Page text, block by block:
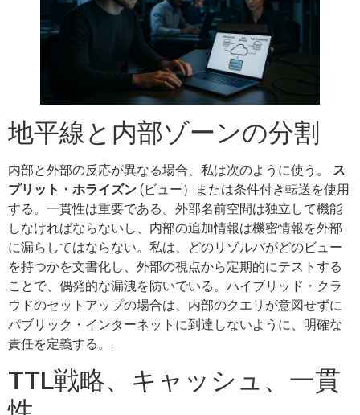
地平線と内部ゾーンの分割
内部と外部の反応が異なる場合、私は次のように使う。 ス
プリット・ホライズン (ビュー）または条件付き転送を使用
する。一貫性は重要である。外部名前空間は独立して機能
しなければならないし、内部の追加情報は機密情報を外部
に漏らしてはならない。私は、どのリゾルバがどのビュー
を持つかを文書化し、外部の視点から定期的にテストする
ことで、偶発的な漏洩を防いでいる。ハイブリッド・クラ
ウドのセットアップの場合は、内部のクエリが意図せずに
パブリック・インターネットに到達しないように、明確な
責任を定義する。.
TTL戦略、キャッシュ、一貫